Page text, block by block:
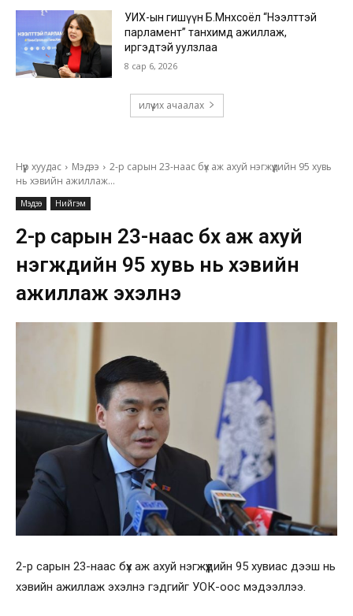
УИХ-ын гишүүн Б.Мөнхсоёл “Нээлттэй
парламент” танхимд ажиллаж,
иргэдтэй уулзлаа
8 сар 6, 2026
илүү их ачаалах